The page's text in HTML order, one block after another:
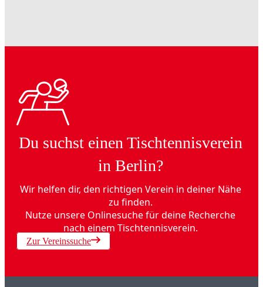
Du suchst einen Tischtennisverein
in Berlin?
Wir helfen dir, den richtigen Verein in deiner Nähe
zu finden.
Nutze unsere Onlinesuche für deine Recherche
nach einem Tischtennisverein.
Zur Vereinssuche